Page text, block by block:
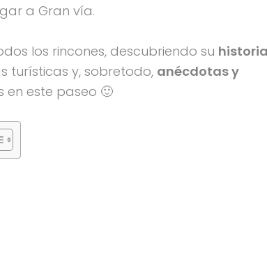
a Gran vía.
los rincones, descubriendo su
turísticas y, sobretodo, anécdotas y
en este paseo 🙂